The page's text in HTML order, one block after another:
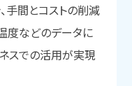
手間とコストの削減
度などのデータに
スでの活用が実現